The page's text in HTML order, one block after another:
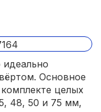
идеально
Основное
целых
48, 50 и 75 мм,